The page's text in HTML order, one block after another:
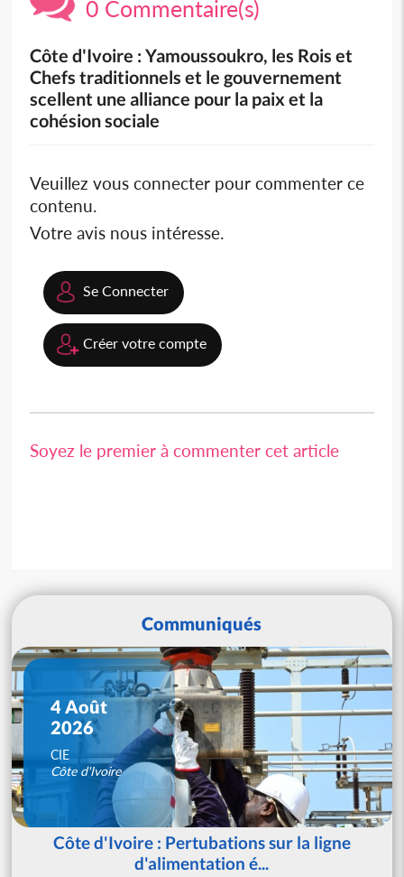
0 Commentaire(s)
Côte d'Ivoire : Yamoussoukro, les Rois et
Chefs traditionnels et le gouvernement
scellent une alliance pour la paix et la
cohésion sociale
Veuillez vous connecter pour commenter ce
contenu.
Votre avis nous intéresse.
Se Connecter
Créer votre compte
Soyez le premier à commenter cet article
Communiqués
4 Août
2026
CIE
Côte d'Ivoire
Côte d'Ivoire : Pertubations sur la ligne
d'alimentation é...